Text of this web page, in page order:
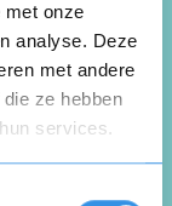
met onze
analyse. Deze
met andere
ze hebben
services.